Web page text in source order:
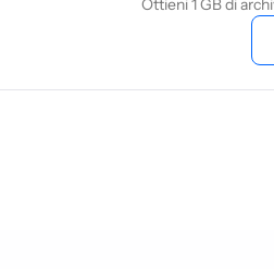
Ottieni 1 GB di